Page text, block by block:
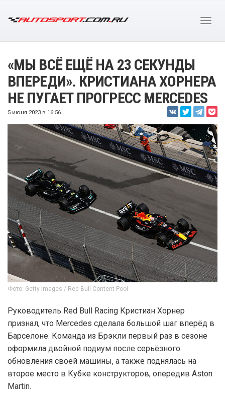
«МЫ ВСЁ ЕЩЁ НА 23 СЕКУНДЫ
ВПЕРЕДИ». КРИСТИАНА ХОРНЕРА
НЕ ПУГАЕТ ПРОГРЕСС MERCEDES
5 июня 2023 в 16:56
Фото: Getty Images / Red Bull Content Pool
Руководитель Red Bull Racing Кристиан Хорнер
признал, что Mercedes сделала большой шаг вперёд в
Барселоне. Команда из Брэкли первый раз в сезоне
оформила двойной подиум после серьёзного
обновления своей машины, а также поднялась на
второе место в Кубке конструкторов, опередив Aston
Martin.